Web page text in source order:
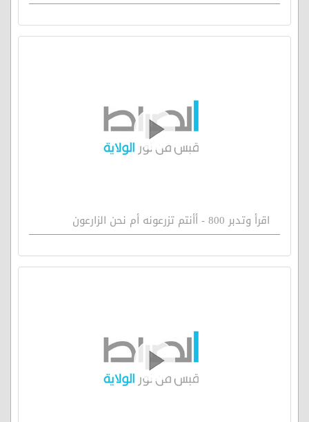
اقرأ وتدبر 800 - أأنتم تزرعونه أم نحن الزارعون